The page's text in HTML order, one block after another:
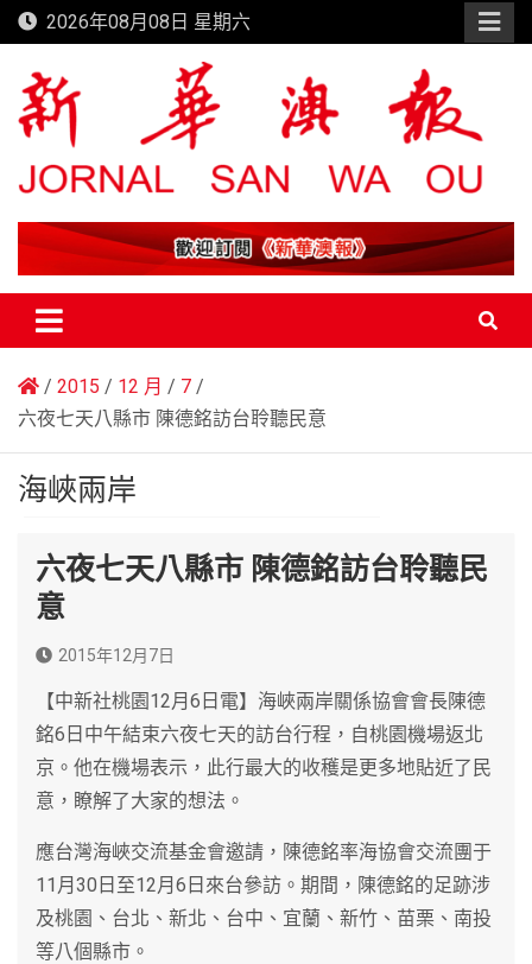
Skip
to
content
2026年08月08日 星期六
新華澳報
2015 12 月
7
六夜七天八縣市 陳德銘訪台聆聽民意
海峽兩岸
六夜七天八縣市 陳德銘訪台聆聽民
意
2015年12月7日
【中新社桃園12月6日電】海峽兩岸關係協會會長陳德
銘6日中午結束六夜七天的訪台行程，自桃園機場返北
京。他在機場表示，此行最大的收穫是更多地貼近了民
意，瞭解了大家的想法。
應台灣海峽交流基金會邀請，陳德銘率海協會交流團于
11月30日至12月6日來台參訪。期間，陳德銘的足跡涉
及桃園、台北、新北、台中、宜蘭、新竹、苗栗、南投
等八個縣市。